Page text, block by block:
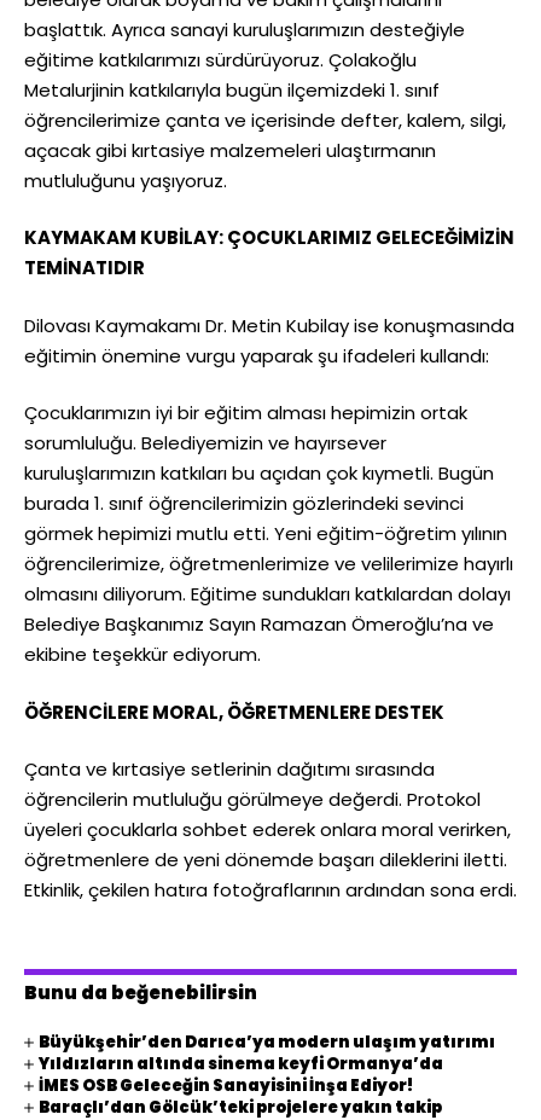
başlattık. Ayrıca sanayi kuruluşlarımızın desteğiyle
eğitime katkılarımızı sürdürüyoruz. Çolakoğlu
Metalurjinin katkılarıyla bugün ilçemizdeki 1. sınıf
öğrencilerimize çanta ve içerisinde defter, kalem, silgi,
açacak gibi kırtasiye malzemeleri ulaştırmanın
mutluluğunu yaşıyoruz.
KAYMAKAM KUBİLAY: ÇOCUKLARIMIZ GELECEĞİMİZİN
TEMİNATIDIR
Dilovası Kaymakamı Dr. Metin Kubilay ise konuşmasında
eğitimin önemine vurgu yaparak şu ifadeleri kullandı:
Çocuklarımızın iyi bir eğitim alması hepimizin ortak
sorumluluğu. Belediyemizin ve hayırsever
kuruluşlarımızın katkıları bu açıdan çok kıymetli. Bugün
burada 1. sınıf öğrencilerimizin gözlerindeki sevinci
görmek hepimizi mutlu etti. Yeni eğitim-öğretim yılının
öğrencilerimize, öğretmenlerimize ve velilerimize hayırlı
olmasını diliyorum. Eğitime sundukları katkılardan dolayı
Belediye Başkanımız Sayın Ramazan Ömeroğlu’na ve
ekibine teşekkür ediyorum.
ÖĞRENCİLERE MORAL, ÖĞRETMENLERE DESTEK
Çanta ve kırtasiye setlerinin dağıtımı sırasında
öğrencilerin mutluluğu görülmeye değerdi. Protokol
üyeleri çocuklarla sohbet ederek onlara moral verirken,
öğretmenlere de yeni dönemde başarı dileklerini iletti.
Etkinlik, çekilen hatıra fotoğraflarının ardından sona erdi.
Bunu da beğenebilirsin
Büyükşehir’den Darıca’ya modern ulaşım yatırımı
Yıldızların altında sinema keyfi Ormanya’da
İMES OSB Geleceğin Sanayisini İnşa Ediyor!
Baraçlı’dan Gölcük’teki projelere yakın takip